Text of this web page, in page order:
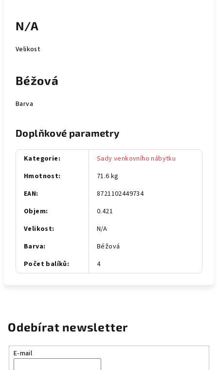
N/A
Velikost
Béžová
Barva
Doplňkové parametry
Kategorie:
Sady venkovního nábytku
Hmotnost:
71.6 kg
EAN:
8721102449734
Objem:
0.421
Velikost:
N/A
Barva:
Béžová
Počet balíků: 4
Odebírat newsletter
E-mail